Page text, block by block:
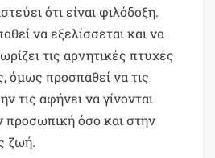
ότι είναι φιλόδοξη.
να εξελίσσεται και να
τις αρνητικές πτυχές
όμως προσπαθεί να τις
τις αφήνει να γίνονται
προσωπική όσο και στην
ζωή.